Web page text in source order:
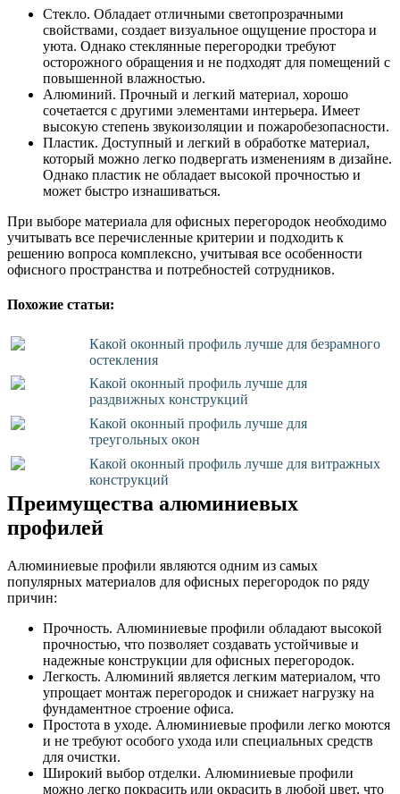
Стекло. Обладает отличными светопрозрачными
свойствами, создает визуальное ощущение простора и
уюта. Однако стеклянные перегородки требуют
осторожного обращения и не подходят для помещений с
повышенной влажностью.
Алюминий. Прочный и легкий материал, хорошо
сочетается с другими элементами интерьера. Имеет
высокую степень звукоизоляции и пожаробезопасности.
Пластик. Доступный и легкий в обработке материал,
который можно легко подвергать изменениям в дизайне.
Однако пластик не обладает высокой прочностью и
может быстро изнашиваться.
При выборе материала для офисных перегородок необходимо
учитывать все перечисленные критерии и подходить к
решению вопроса комплексно, учитывая все особенности
офисного пространства и потребностей сотрудников.
Похожие статьи:
Какой оконный профиль лучше для безрамного
остекления
Какой оконный профиль лучше для
раздвижных конструкций
Какой оконный профиль лучше для
треугольных окон
Какой оконный профиль лучше для витражных
конструкций
Преимущества алюминиевых
профилей
Алюминиевые профили являются одним из самых
популярных материалов для офисных перегородок по ряду
причин:
Прочность. Алюминиевые профили обладают высокой
прочностью, что позволяет создавать устойчивые и
надежные конструкции для офисных перегородок.
Легкость. Алюминий является легким материалом, что
упрощает монтаж перегородок и снижает нагрузку на
фундаментное строение офиса.
Простота в уходе. Алюминиевые профили легко моются
и не требуют особого ухода или специальных средств
для очистки.
Широкий выбор отделки. Алюминиевые профили
можно легко покрасить или окрасить в любой цвет, что